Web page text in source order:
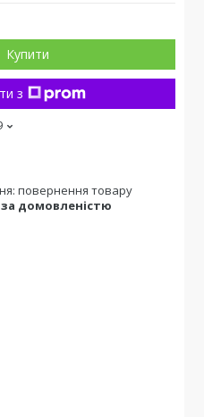
Купити
з
повернення товару
за домовленістю